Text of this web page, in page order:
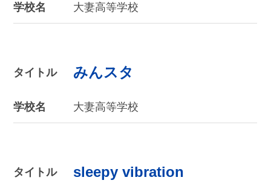
学校名 大妻高等学校
タイトル みんスタ
学校名 大妻高等学校
タイトル sleepy vibration